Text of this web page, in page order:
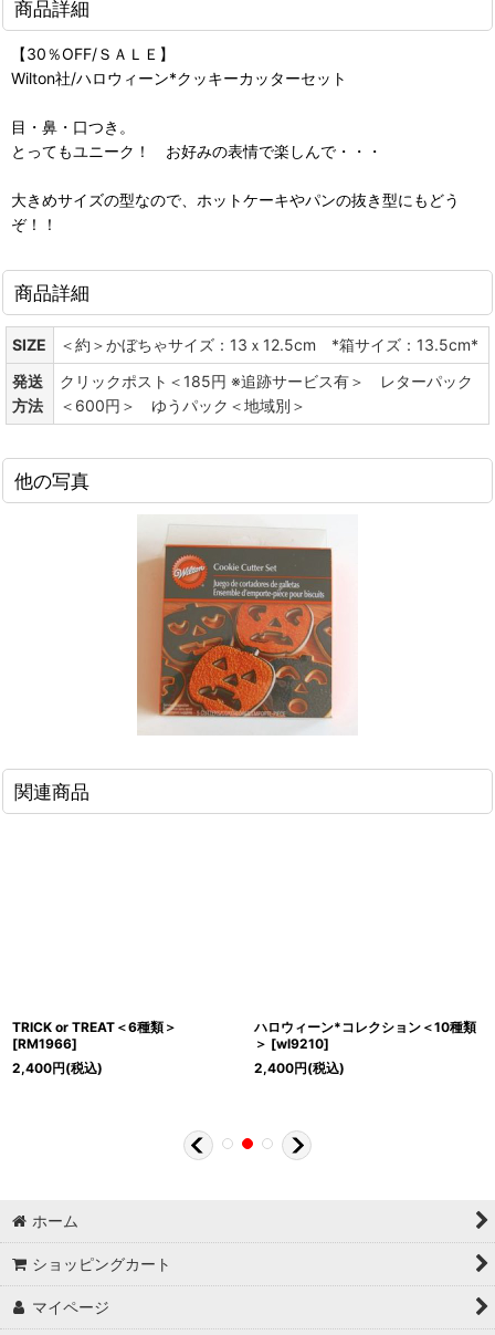
商品詳細
【30％OFF/ＳＡＬＥ】
Wilton社/ハロウィーン*クッキーカッターセット
目・鼻・口つき。
とってもユニーク！ お好みの表情で楽しんで・・・
大きめサイズの型なので、ホットケーキやパンの抜き型にもどう
ぞ！！
商品詳細
SIZE
＜約＞かぼちゃサイズ：13ｘ12.5cm *箱サイズ：13.5cm*
発送
方法
クリックポスト＜185円 ※追跡サービス有＞ レターパック
＜600円＞ ゆうパック＜地域別＞
他の写真
関連商品
TRICK or TREAT＜6種類＞
[RM1966]
2,400円(税込)
ハロウィーン*コレクション＜10種類
＞ [wl9210]
2,400円(税込)
ホーム
ショッピングカート
マイページ